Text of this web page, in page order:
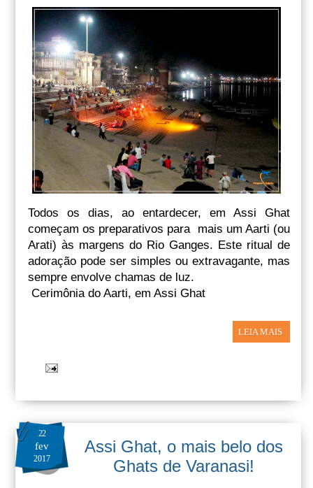
Todos os dias, ao entardecer, em Assi Ghat
começam os preparativos para mais um Aarti (ou
Arati) às margens do Rio Ganges. Este ritual de
adoração pode ser simples ou extravagante, mas
sempre envolve chamas de luz.
Cerimônia do Aarti, em Assi Ghat
LEIA MAIS
22
fev
2017
Assi Ghat, o mais belo dos
Ghats de Varanasi!